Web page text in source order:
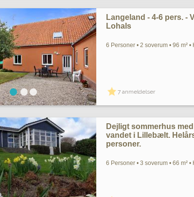
Langeland - 4-6 pers. -
Lohals
6 Personer • 2 soverum • 96 m²
7 anmeldelser
Dejligt sommerhus
vandet i Lillebælt.
personer.
6 Personer • 3 soverum • 66 m²